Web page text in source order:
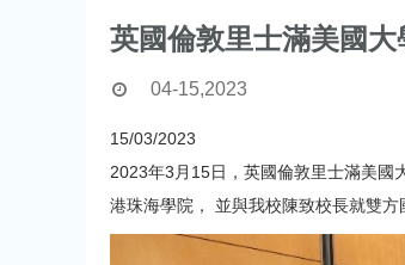
英國倫敦里士滿美國
04-15,2023
15/03/2023
2023年3月15日，英國倫敦里士滿美國
港珠海學院， 並與我校陳致校長就雙方